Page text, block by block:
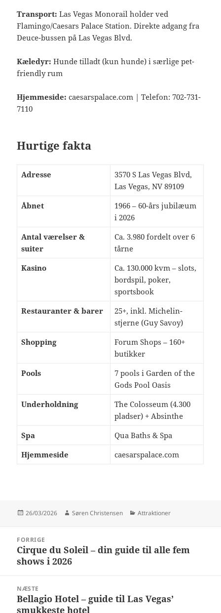
Transport:Las Vegas Monorail holder ved
Flamingo/Caesars Palace Station. Direkte adgang fra
Deuce-bussen på Las Vegas Blvd.
Kæledyr:Hunde tilladt (kun hunde) i særlige pet-
friendly rum
Hjemmeside:caesarspalace.com | Telefon: 702-731-
7110
Hurtige fakta
Adresse
3570 S Las Vegas Blvd,
Las Vegas, NV 89109
Åbnet
1966 – 60-års jubilæum
i 2026
Antal værelser &
suiter
Ca. 3.980 fordelt over 6
tårne
Kasino
Ca. 130.000 kvm – slots,
bordspil, poker,
sportsbook
Restauranter & barer
25+, inkl. Michelin-
stjerne (Guy Savoy)
Shopping
Forum Shops – 160+
butikker
Pools
7 pools i Garden of the
Gods Pool Oasis
Underholdning
The Colosseum (4.300
pladser) + Absinthe
Spa
Qua Baths & Spa
Hjemmeside
caesarspalace.com
Udgivet
26/03/2026 Forfatter
Søren Christensen Kategorier
Attraktioner
FORRIGE
Forrige
indlæg:
Cirque du Soleil – din guide til alle fem
shows i 2026
NÆSTE
Næste
indlæg:
Bellagio Hotel – guide til Las Vegas’
smukkeste hotel